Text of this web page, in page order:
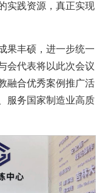
实践资源，真正实现
果丰硕，进一步统一
会代表将以此次会议
融合优秀案例推广活
服务国家制造业高质